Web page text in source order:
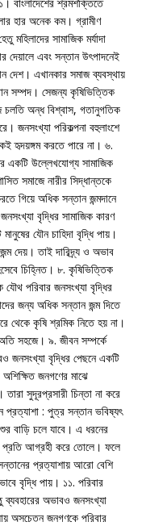
হার অনেক কম। গ্রামীণ
সামাজিক মর্যাদা
দেয়ালে এবং সন্তান উৎপাদনেই
দেশ। এখানকার সমাজ ব্যবস্থায়
সম্পদ। সেজন্য কৃষিভিত্তিক
চলতি অন্ধ বিশ্বাস, গতানুগতিক
জনসংখ্যা পরিকল্পনা বহুলাংশে
হৃদয়ঙ্গম করতে পারে না। ৬.
একটি উল্লেখযোগ্য সামাজিক
সমাজে নারীর সিদ্ধান্তকে
গিয়ে অধিক সন্তান জন্মদানে
বৃদ্ধির সামাজিক কারণ
মানুষের যৌন চাহিদা বৃদ্ধি পায়।
দেয়। তাই দারিদ্র্য ও অভাব
চিহ্নিত। ৮. কৃষিভিত্তিক
যৌথ পরিবার জনসংখ্যা বৃদ্ধির
জন্য অধিক সন্তান জন্ম দিতে
থেকে কৃষি শ্রমিক নিতে হয় না।
সহজে। ৯. জীবন সম্পর্কে
জনসংখ্যা বৃদ্ধির পেছনে একটি
জনগণের মাঝে
সুদূরপ্রসারী চিন্তা না করে
: পুত্র সন্তান ভবিষ্যৎ
বাড়ি চলে যাবে। এ ধরনের
প্রতি আগ্রহী করে তোলে। ফলে
প্রত্যাশায় আরো বেশি
বৃদ্ধি পায়। ১১. পরিবার
ব্যবহারের অভাবও জনসংখ্যা
অসচেতন জনগণকে পরিবার